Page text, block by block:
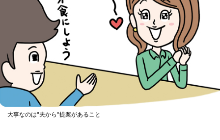
大事なのは"夫から"提案があること